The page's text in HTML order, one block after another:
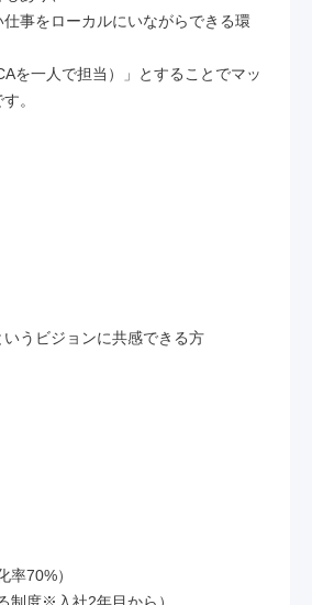
事をローカルにいながらできる環
を一人で担当）」とすることでマッ
。
うビジョンに共感できる方
率70%）